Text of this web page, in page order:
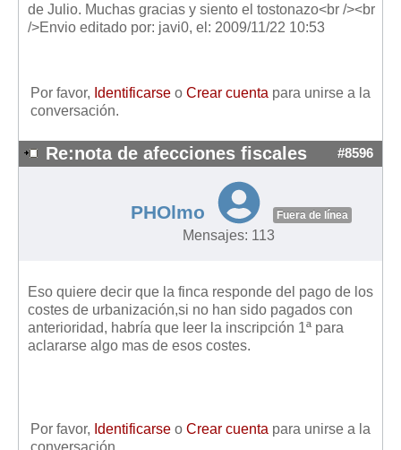
de Julio. Muchas gracias y siento el tostonazo<br /><br
/>Envio editado por: javi0, el: 2009/11/22 10:53
Por favor, Identificarse o Crear cuenta para unirse a la
conversación.
Re:nota de afecciones fiscales #8596
PHOlmo Fuera de línea
Mensajes: 113
Eso quiere decir que la finca responde del pago de los
costes de urbanización,si no han sido pagados con
anterioridad, habría que leer la inscripción 1ª para
aclararse algo mas de esos costes.
Por favor, Identificarse o Crear cuenta para unirse a la
conversación.